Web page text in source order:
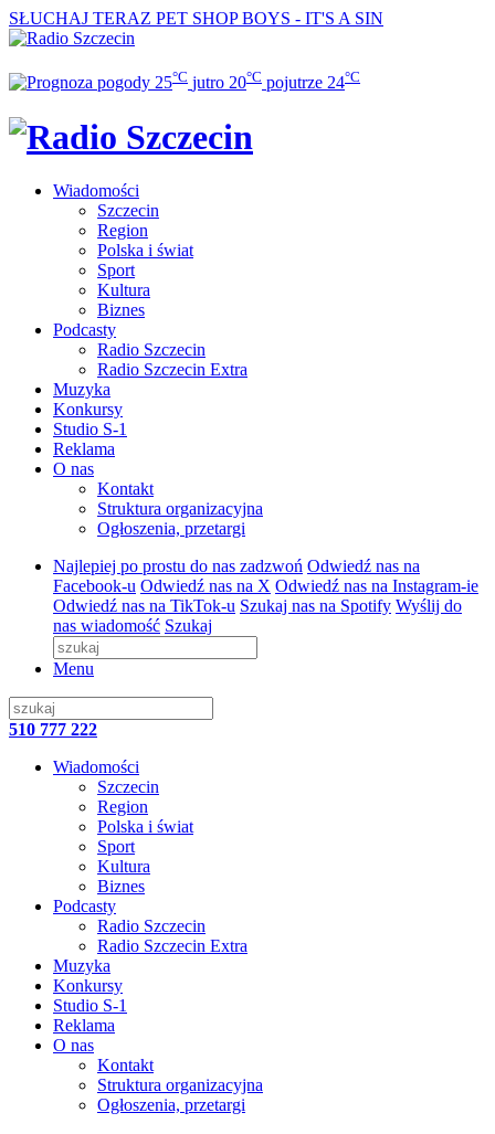
SŁUCHAJ TERAZ PET SHOP BOYS - IT'S A SIN
25°C jutro 20°C pojutrze 24°C
Wiadomości
Szczecin
Region
Polska i świat
Sport
Kultura
Biznes
Podcasty
Radio Szczecin
Radio Szczecin Extra
Muzyka
Konkursy
Studio S-1
Reklama
O nas
Kontakt
Struktura organizacyjna
Ogłoszenia, przetargi
Najlepiej po prostu do nas zadzwoń Odwiedź nas na
Facebook-u Odwiedź nas na X Odwiedź nas na Instagram-ie
Odwiedź nas na TikTok-u Szukaj nas na Spotify Wyślij do
nas wiadomość Szukaj
Menu
510 777 222
Wiadomości
Szczecin
Region
Polska i świat
Sport
Kultura
Biznes
Podcasty
Radio Szczecin
Radio Szczecin Extra
Muzyka
Konkursy
Studio S-1
Reklama
O nas
Kontakt
Struktura organizacyjna
Ogłoszenia, przetargi